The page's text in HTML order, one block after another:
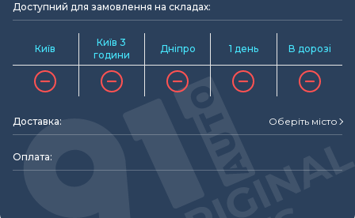
Доступний для замовлення на складах:
Київ
Київ 3
години
Дніпро 1 день В дорозі
Доставка: Оберіть місто
Оплата: